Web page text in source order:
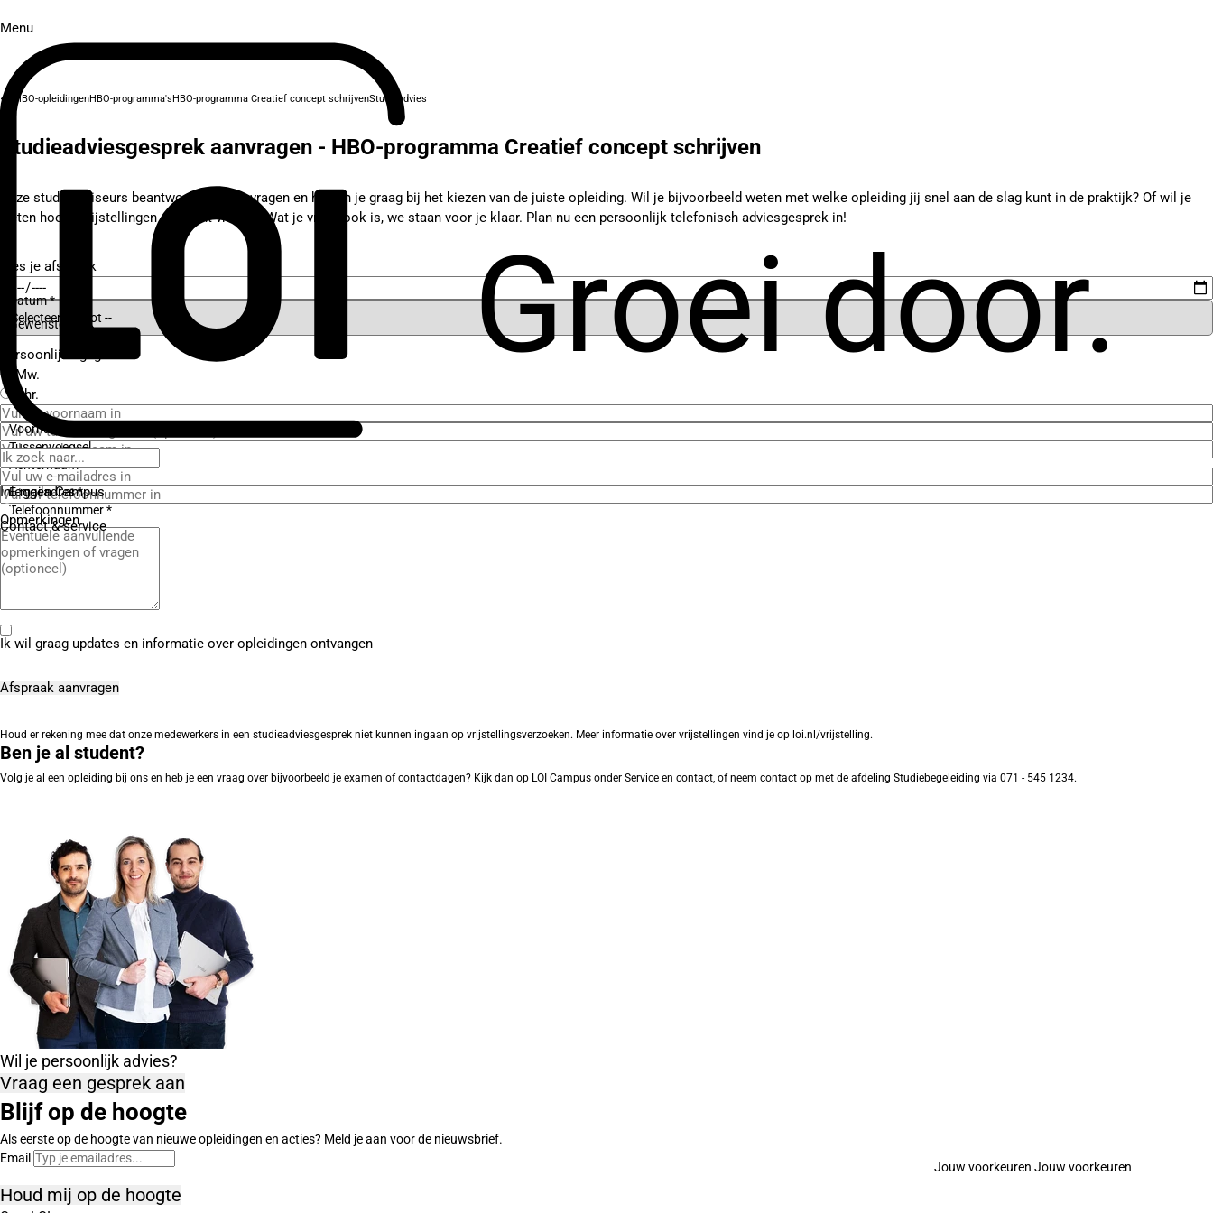
Menu
Groei door.
Inloggen Campus
Contact& service
HBO-opleidingenHBO-programma'sHBO-programma Creatief concept schrijvenStudieadvies
Studieadviesgesprek aanvragen - HBO-programma Creatief concept schrijven
Onze studieadviseurs beantwoorden al je vragen en helpen je graag bij het kiezen van de juiste opleiding. Wil je bijvoorbeeld weten met welke opleiding jij snel aan de slag kunt in de praktijk? Of wil je
weten hoe je vrijstellingen aan kunt vragen? Wat je vraag ook is, we staan voor je klaar. Plan nu een persoonlijk telefonisch adviesgesprek in!
Kies je afspraak
Datum *
Gewenste tijd *
Persoonlijke gegevens
Mw.
Dhr.
Voornaam *
Tussenvoegsel
Achternaam *
E-mailadres *
Telefoonnummer *
Opmerkingen
Ik wil graag updates en informatie over opleidingen ontvangen
Houd er rekening mee dat onze medewerkers in een studieadviesgesprek niet kunnen ingaan op vrijstellingsverzoeken. Meer informatie over vrijstellingen vind je op loi.nl/vrijstelling.
Ben je al student?
Volg je al een opleiding bij ons en heb je een vraag over bijvoorbeeld je examen of contactdagen? Kijk dan op LOI Campus onder Service en contact, of neem contact op met de afdeling Studiebegeleiding via 071 - 545 1234.
Wil je persoonlijk advies?
Vraag een gesprek aan
Blijf op de hoogte
Als eerste op de hoogte van nieuwe opleidingen en acties? Meld je aan voor de nieuwsbrief.
Email
Jouw voorkeuren
Houd mij op de hoogte